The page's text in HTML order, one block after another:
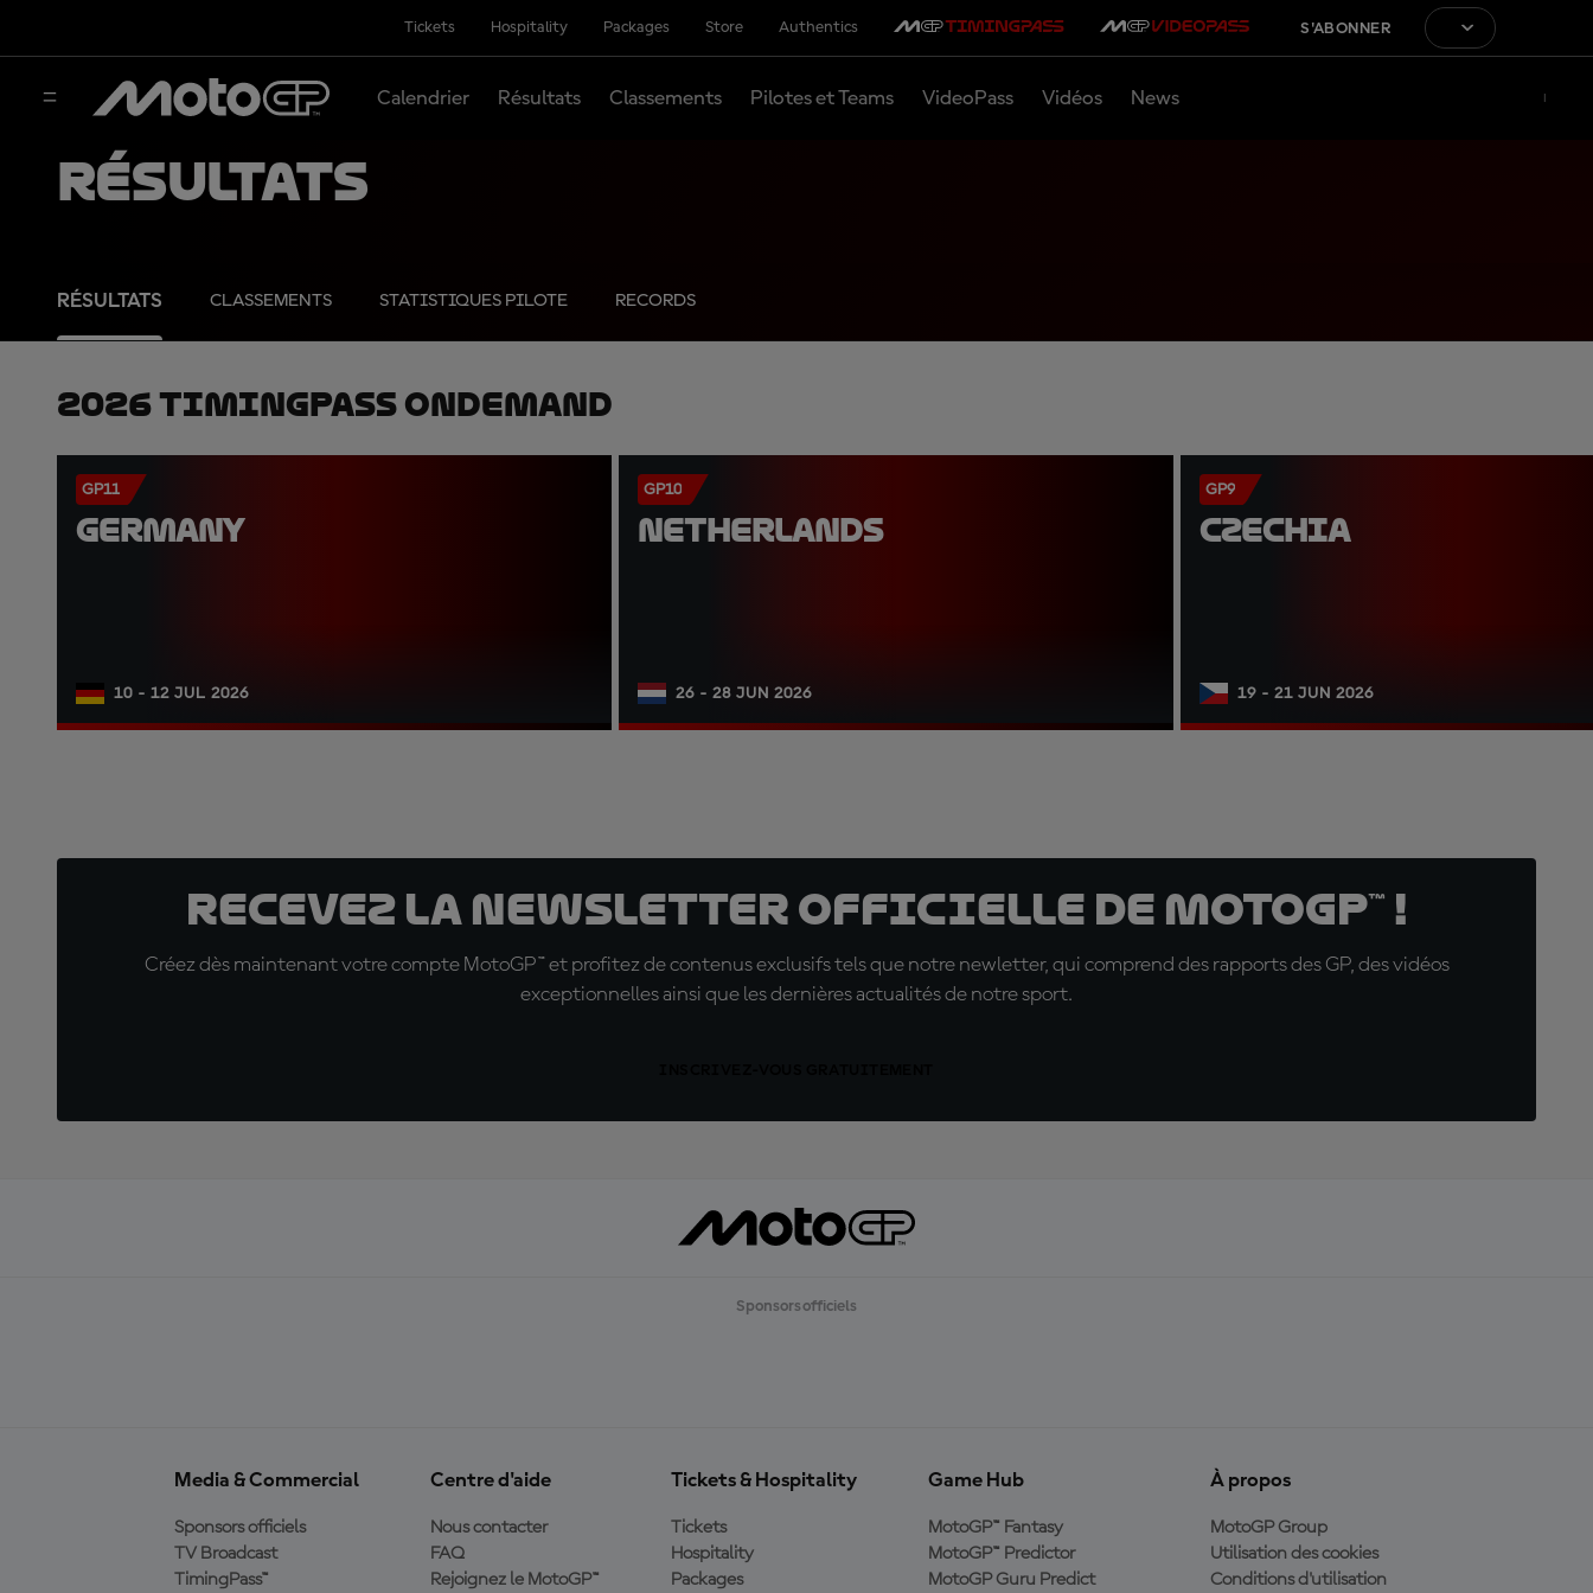
Tickets Hospitality Packages Store Authentics S'ABONNER
Calendrier Résultats Classements Pilotes et Teams VideoPass Vidéos News
Résultats
RÉSULTATS CLASSEMENTS STATISTIQUES PILOTE RECORDS
2026 TimingPass OnDemand
GP11
GERMANY
10 - 12 JUL 2026
GP10
NETHERLANDS
26 - 28 JUN 2026
GP9
CZECHIA
19 - 21 JUN 2026
Recevez la Newsletter officielle de MotoGP™ !
Créez dès maintenant votre compte MotoGP™ et profitez de contenus exclusifs tels que notre newletter, qui comprend des rapports des GP, des vidéos
exceptionnelles ainsi que les dernières actualités de notre sport.
Sponsors officiels
Media & Commercial
Sponsors officiels
TV Broadcast
TimingPass™
Centre d'aide
Nous contacter
FAQ
Rejoignez le MotoGP™
Tickets & Hospitality
Tickets
Hospitality
Packages
Game Hub
MotoGP™ Fantasy
MotoGP™ Predictor
MotoGP Guru Predict
À propos
MotoGP Group
Utilisation des cookies
Conditions d'utilisation